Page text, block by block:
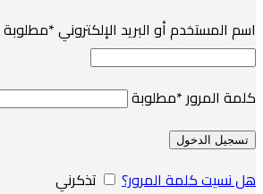
اسم المستخدم أو البريد الإلكتروني*مطلوبة
كلمة المرور*مطلوبة
تسجيل الدخول
هل نسيت كلمة المرور؟
تذكرني